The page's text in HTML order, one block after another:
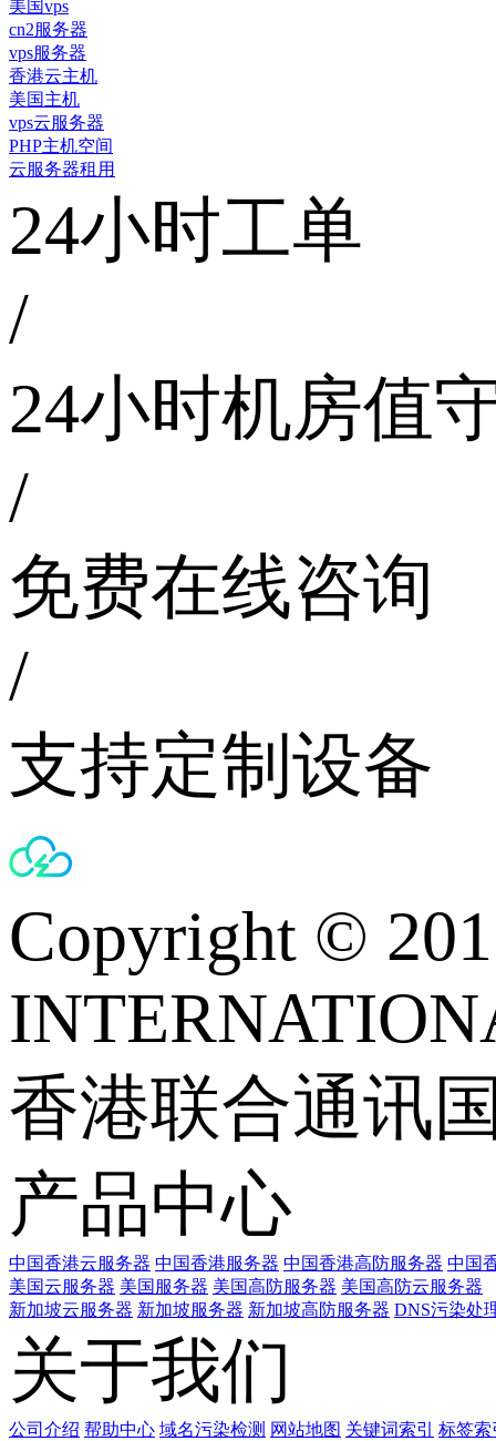
美国vps
cn2服务器
vps服务器
香港云主机
美国主机
vps云服务器
PHP主机空间
云服务器租用
24小时工单
/
24小时机房值
/
免费在线咨询
/
支持定制设备
Copyright ©
香港联合通讯
产品中心
中国香港云服务器 中国香港服务器 中国香港高防服务器 中国
美国云服务器 美国服务器 美国高防服务器 美国高防云服务器
新加坡云服务器 新加坡服务器 新加坡高防服务器 DNS污染处
关于我们
公司介绍 帮助中心 域名污染检测 网站地图 关键词索引 标签索